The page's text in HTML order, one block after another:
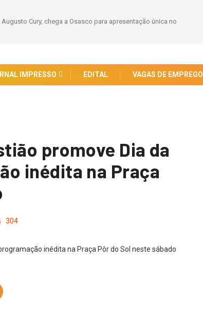
Cury, chega a Osasco para apresentação única no
IMPRESSO EDITAL VAGAS DE EMPREGO
promove Dia da
inédita na Praça
304